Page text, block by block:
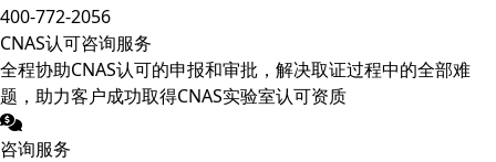
400-772-2056
CNAS认可咨询服务
全程协助CNAS认可的申报和审批，解决取证过程中的全部难
题，助力客户成功取得CNAS实验室认可资质
咨询服务